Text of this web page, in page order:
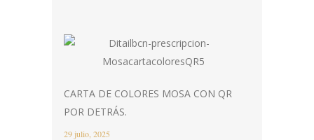
CARTA DE COLORES MOSA CON QR
POR DETRÁS.
29 julio, 2025